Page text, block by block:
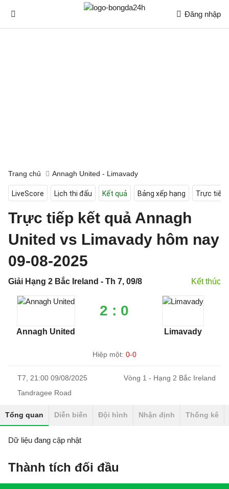
Đăng nhập
Trang chủ Annagh United - Limavady
LiveScore Lịch thi đấu Kết quả Bảng xếp hạng Trực tiếp
Trực tiếp kết quả Annagh
United vs Limavady hôm nay
09-08-2025
Giải Hạng 2 Bắc Ireland - Th 7, 09/8 Kết thúc
Annagh United
2 : 0
Limavady
Hiệp một: 0-0
T7, 21:00 09/08/2025
Vòng 1 - Hạng 2 Bắc Ireland
Tandragee Road
Tổng quan Diễn biến Đội hình Nhận định Thống kê
Dữ liệu đang cập nhật
Thành tích đối đầu